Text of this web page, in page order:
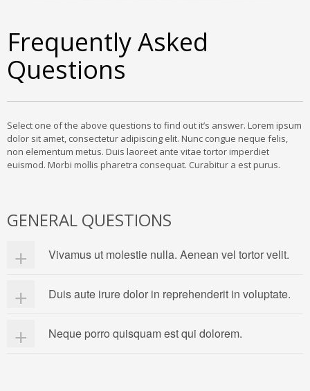
Frequently Asked
Questions
Select one of the above questions to find out it’s answer. Lorem ipsum
dolor sit amet, consectetur adipiscing elit. Nunc congue neque felis,
non elementum metus. Duis laoreet ante vitae tortor imperdiet
euismod. Morbi mollis pharetra consequat. Curabitur a est purus.
GENERAL QUESTIONS
Vivamus ut molestie nulla. Aenean vel tortor velit.
varius tortor. Quisque sit amet leo purus, eget accumsan lorem.
Curabitur fringilla ipsum id quam lacinia venenatis.
Duis aute irure dolor in reprehenderit in voluptate.
varius tortor. Quisque sit amet leo purus, eget accumsan lorem.
Curabitur fringilla ipsum id quam lacinia venenatis.
Neque porro quisquam est qui dolorem.